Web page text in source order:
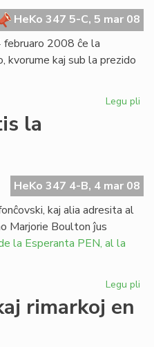
HeKo 347 5-C, 5 mar 08
februaro 2008 ĉe la
kvorume kaj sub la prezido
Legu pli
la
HeKo 347 4-B, 4 mar 08
kaj alia adresita al
Marjorie Boulton ĵus
la Esperanta PEN, al la
Legu pli
rimarkoj en